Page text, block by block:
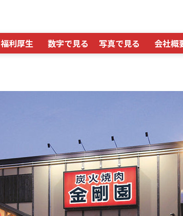
福利厚生 数字で見る 写真で見る 会社概